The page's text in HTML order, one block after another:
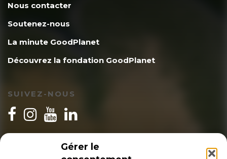
Gérer le
Nous contacter
Soutenez-nous
La minute GoodPlanet
Découvrez la fondation GoodPlanet
SUIVEZ-NOUS
INSCRIPTION NEWSLETTER